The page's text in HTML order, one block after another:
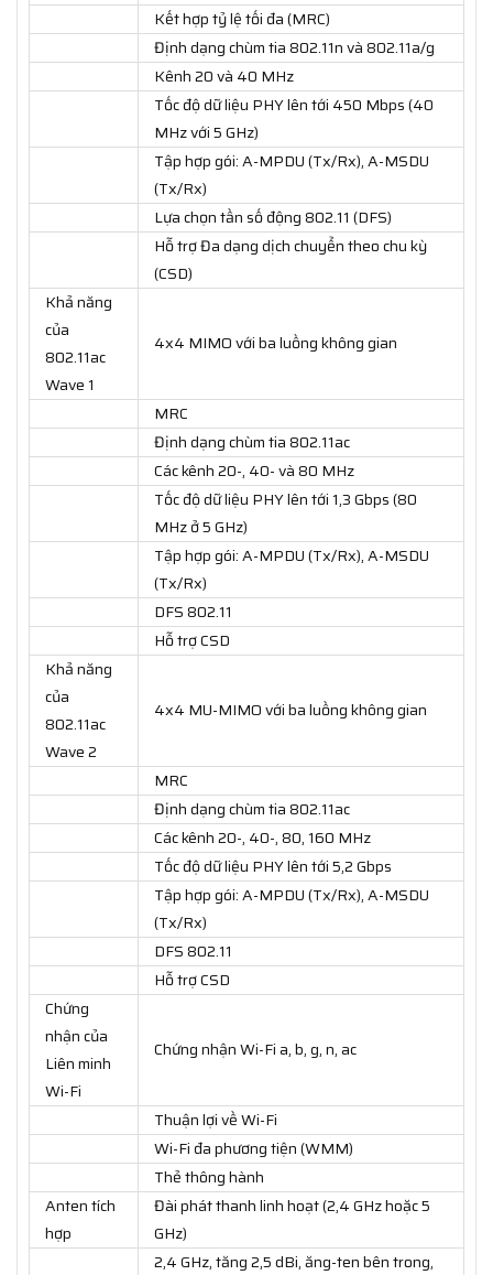
Kết hợp tỷ lệ tối đa (MRC)
Định dạng chùm tia 802.11n và 802.11a/g
Kênh 20 và 40 MHz
Tốc độ dữ liệu PHY lên tới 450 Mbps (40
MHz với 5 GHz)
Tập hợp gói: A-MPDU (Tx/Rx), A-MSDU
(Tx/Rx)
Lựa chọn tần số động 802.11 (DFS)
Hỗ trợ Đa dạng dịch chuyển theo chu kỳ
(CSD)
Khả năng
của
802.11ac
Wave 1
4x4 MIMO với ba luồng không gian
MRC
Định dạng chùm tia 802.11ac
Các kênh 20-, 40- và 80 MHz
Tốc độ dữ liệu PHY lên tới 1,3 Gbps (80
MHz ở 5 GHz)
Tập hợp gói: A-MPDU (Tx/Rx), A-MSDU
(Tx/Rx)
DFS 802.11
Hỗ trợ CSD
Khả năng
của
802.11ac
Wave 2
4x4 MU-MIMO với ba luồng không gian
MRC
Định dạng chùm tia 802.11ac
Các kênh 20-, 40-, 80, 160 MHz
Tốc độ dữ liệu PHY lên tới 5,2 Gbps
Tập hợp gói: A-MPDU (Tx/Rx), A-MSDU
(Tx/Rx)
DFS 802.11
Hỗ trợ CSD
Chứng
nhận của
Liên minh
Wi-Fi
Chứng nhận Wi-Fi a, b, g, n, ac
Thuận lợi về Wi-Fi
Wi-Fi đa phương tiện (WMM)
Thẻ thông hành
Anten tích
hợp
Đài phát thanh linh hoạt (2,4 GHz hoặc 5
GHz)
2,4 GHz, tăng 2,5 dBi, ăng-ten bên trong,